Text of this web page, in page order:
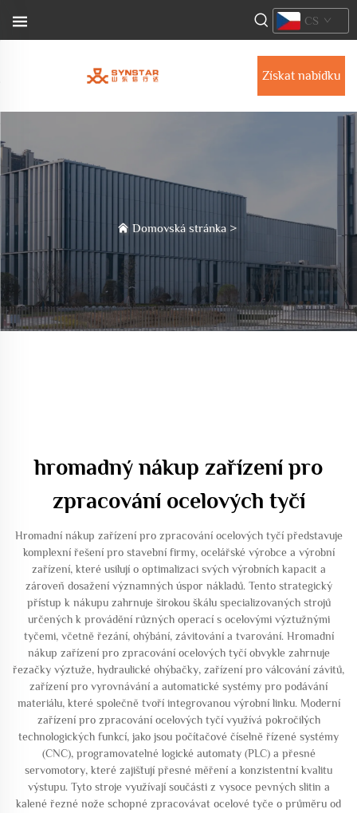
Získat nabídku
CS
Domovská stránka >
hromadný nákup zařízení pro
zpracování ocelových tyčí
Hromadní nákup zařízení pro zpracování ocelových tyčí představuje
komplexní řešení pro stavební firmy, ocelářské výrobce a výrobní
zařízení, které usilují o optimalizaci svých výrobních kapacit a
zároveň dosažení významných úspor nákladů. Tento strategický
přístup k nákupu zahrnuje širokou škálu specializovaných strojů
určených k provádění různých operací s ocelovými výztužnými
tyčemi, včetně řezání, ohýbání, závitování a tvarování. Hromadní
nákup zařízení pro zpracování ocelových tyčí obvykle zahrnuje
řezačky výztuže, hydraulické ohýbačky, zařízení pro válcování závitů,
zařízení pro vyrovnávání a automatické systémy pro podávání
materiálu, které společně tvoří integrovanou výrobní linku. Moderní
zařízení pro zpracování ocelových tyčí využívá pokročilých
technologických funkcí, jako jsou počítačové číselně řízené systémy
(CNC), programovatelné logické automaty (PLC) a přesné
servomotory, které zajišťují přesné měření a konzistentní kvalitu
výstupu. Tyto stroje využívají součásti z vysoce pevných slitin a
kalené řezné nože schopné zpracovávat ocelové tyče o průměru od